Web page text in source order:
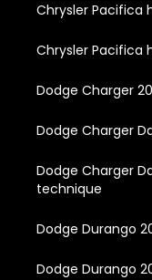
Chrysler Pacifica
Chrysler Pacifica
Dodge Charger
Dodge Charger
Dodge Charger
technique
Dodge Durango
Dodge Durango